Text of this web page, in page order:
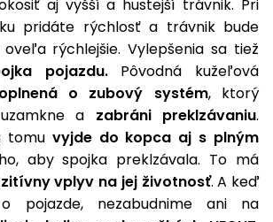
aj vyšší a hustejší trávnik. Pri
pridáte rýchlosť a trávnik bude
rýchlejšie. Vylepšenia sa tiež
pojazdu.Pôvodná kužeľová
o zubový systém, ktorý
a zabráni preklzávaniu.
tomu vyjde do kopca aj s plným
aby spojka preklzávala. To má
vplyv na jej životnosť. A keď
pojazde, nezabudnime ani na